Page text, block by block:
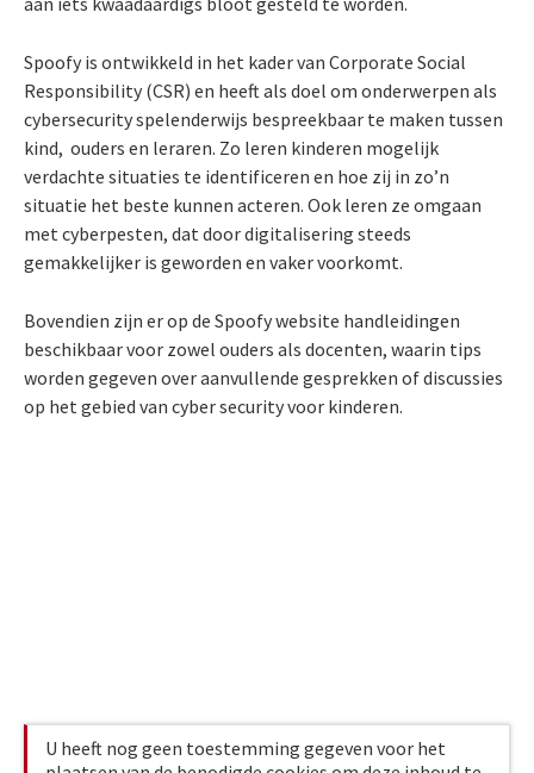
Spoofy is ontwikkeld in het kader van Corporate Social
Responsibility (CSR) en heeft als doel om onderwerpen als
cybersecurity spelenderwijs bespreekbaar te maken tussen
kind, ouders en leraren. Zo leren kinderen mogelijk
verdachte situaties te identificeren en hoe zij in zo’n
situatie het beste kunnen acteren. Ook leren ze omgaan
met cyberpesten, dat door digitalisering steeds
gemakkelijker is geworden en vaker voorkomt.
Bovendien zijn er op de Spoofy website handleidingen
beschikbaar voor zowel ouders als docenten, waarin tips
worden gegeven over aanvullende gesprekken of discussies
op het gebied van cyber security voor kinderen.
U heeft nog geen toestemming gegeven voor het